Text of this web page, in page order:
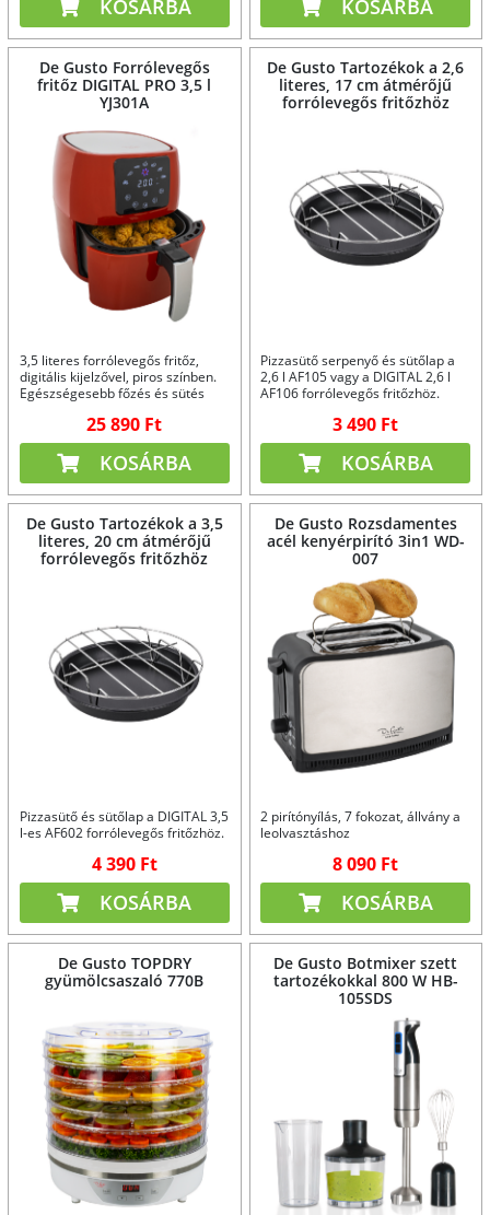
KOSÁRBA KOSÁRBA
De Gusto Forrólevegős
fritőz DIGITAL PRO 3,5 l
YJ301A
3,5 literes forrólevegős fritőz,
digitális kijelzővel, piros színben.
Egészségesebb főzés és sütés
25 890 Ft
KOSÁRBA
De Gusto Tartozékok a 2,6
literes, 17 cm átmérőjű
forrólevegős fritőzhöz
Pizzasütő serpenyő és sütőlap a
2,6 l AF105 vagy a DIGITAL 2,6 l
AF106 forrólevegős fritőzhöz.
3 490 Ft
KOSÁRBA
De Gusto Tartozékok a 3,5
literes, 20 cm átmérőjű
forrólevegős fritőzhöz
Pizzasütő és sütőlap a DIGITAL 3,5
l-es AF602 forrólevegős fritőzhöz.
4 390 Ft
KOSÁRBA
De Gusto Rozsdamentes
acél kenyérpirító 3in1 WD-
007
2 pirítónyílás, 7 fokozat, állvány a
leolvasztáshoz
8 090 Ft
KOSÁRBA
De Gusto TOPDRY
gyümölcsaszaló 770B
De Gusto Botmixer szett
tartozékokkal 800 W HB-
105SDS